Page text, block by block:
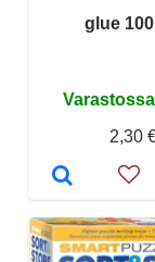
glue 100
2,30